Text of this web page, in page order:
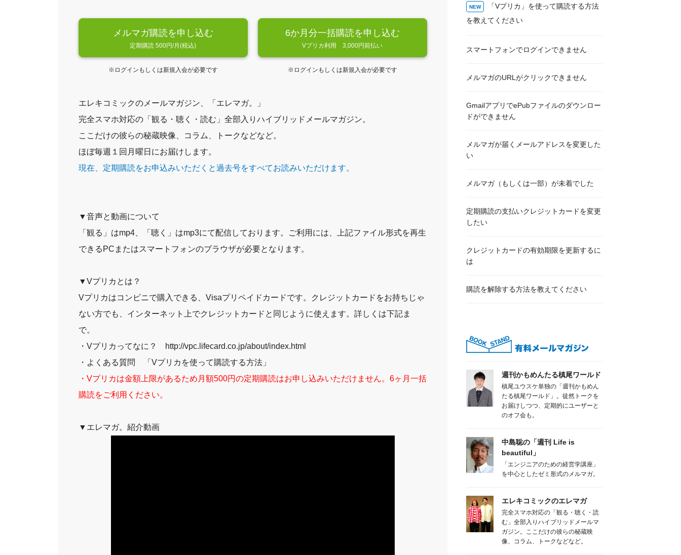
メルマガ購読を申し込む
定期購読 500円/月(税込)
※ログインもしくは新規入会が必要です
6か月分一括購読を申し込む
Vプリカ利用 3,000円前払い
※ログインもしくは新規入会が必要です
エレキコミックのメールマガジン、「エレマガ。」
完全スマホ対応の「観る・聴く・読む」全部入りハイブリッドメールマガジン。
ここだけの彼らの秘蔵映像、コラム、トークなどなど。
ほぼ毎週１回月曜日にお届けします。
現在、定期購読をお申込みいただくと過去号をすべてお読みいただけます。
▼音声と動画について
「観る」はmp4、「聴く」はmp3にて配信しております。ご利用には、上記ファイル形式を再生
できるPCまたはスマートフォンのブラウザが必要となります。
▼Vプリカとは？
Vプリカはコンビニで購入できる、Visaプリペイドカードです。クレジットカードをお持ちじゃ
ない方でも、インターネット上でクレジットカードと同じように使えます。詳しくは下記ま
で。
・Vプリカってなに？
http://vpc.lifecard.co.jp/about/index.html
・よくある質問
「Vプリカを使って購読する方法」
・Vプリカは金額上限があるため月額500円の定期購読はお申し込みいただけません。6ヶ月一括
購読をご利用ください。
▼エレマガ。紹介動画
「Vプリカ」を使って購読する方法
を教えてください
スマートフォンでログインできません
メルマガのURLがクリックできません
GmailアプリでePubファイルのダウンロー
ドができません
メルマガが届くメールアドレスを変更した
い
メルマガ（もしくは一部）が未着でした
定期購読の支払いクレジットカードを変更
したい
クレジットカードの有効期限を更新するに
は
購読を解除する方法を教えてください
週刊かもめんたる槙尾ワールド
槙尾ユウスケ単独の「週刊かもめん
たる槙尾ワールド」。徒然トークを
お届けしつつ、定期的にユーザーと
のオフ会も。
中島聡の「週刊 Life is
beautiful」
「エンジニアのための経営学講座」
を中心としたゼミ形式のメルマガ。
エレキコミックのエレマガ
完全スマホ対応の「観る・聴く・読
む」全部入りハイブリッドメールマ
ガジン。ここだけの彼らの秘蔵映
像、コラム、トークなどなど。